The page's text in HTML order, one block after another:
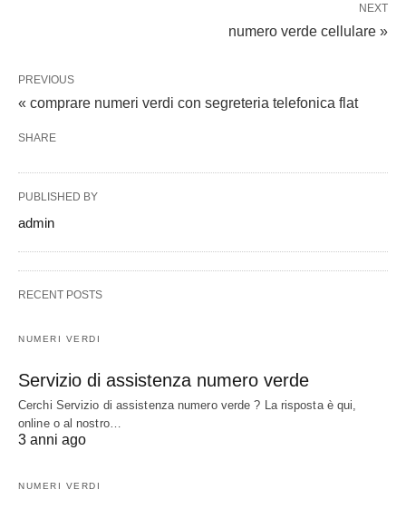
NEXT
numero verde cellulare »
PREVIOUS
« comprare numeri verdi con segreteria telefonica flat
SHARE
PUBLISHED BY
admin
RECENT POSTS
NUMERI VERDI
Servizio di assistenza numero verde
Cerchi Servizio di assistenza numero verde ? La risposta è qui,
online o al nostro…
3 anni ago
NUMERI VERDI